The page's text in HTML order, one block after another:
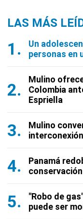
LAS MÁS
Un
personas en
Mulino
Colombia
Espriella
Mulino
Panamá
"Robo de
puede ser